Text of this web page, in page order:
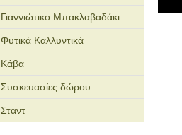
Γιαννιώτικο Μπακλαβαδάκι
Φυτικά Καλλυντικά
Κάβα
Συσκευασίες δώρου
Σταντ